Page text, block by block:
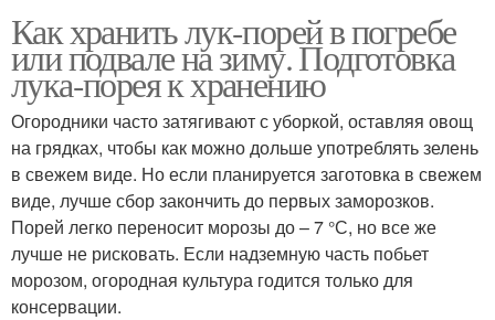
Как хранить лук-порей в погребе
или подвале на зиму. Подготовка
лука-порея к хранению
Огородники часто затягивают с уборкой, оставляя овощ
на грядках, чтобы как можно дольше употреблять зелень
в свежем виде. Но если планируется заготовка в свежем
виде, лучше сбор закончить до первых заморозков.
Порей легко переносит морозы до – 7 °С, но все же
лучше не рисковать. Если надземную часть побьет
морозом, огородная культура годится только для
консервации.